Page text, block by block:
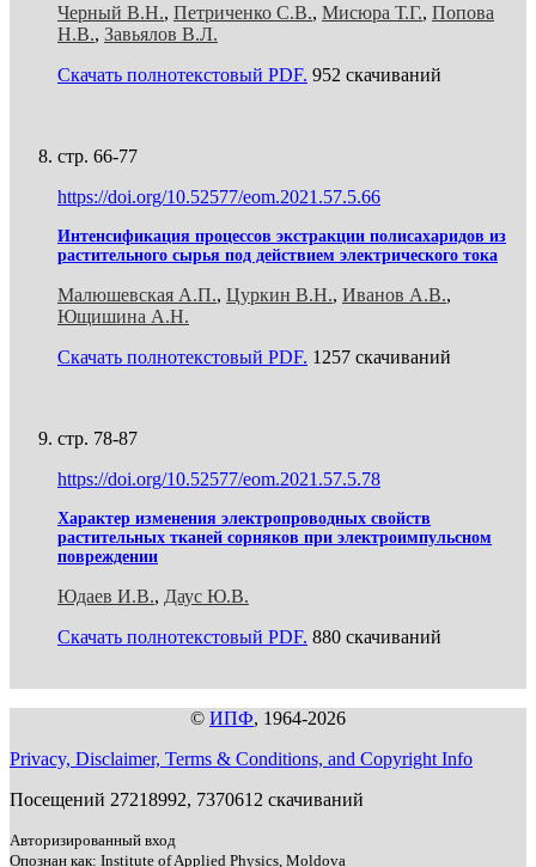
Черный В.Н., Петриченко С.В., Мисюра Т.Г., Попова
Н.В., Завьялов В.Л.
Скачать полнотекстовый PDF. 952 скачиваний
стр. 66-77
https://doi.org/10.52577/eom.2021.57.5.66
Интенсификация процессов экстракции полисахаридов из
растительного сырья под действием электрического тока
Малюшевская А.П., Цуркин В.Н., Иванов А.В.,
Ющишина А.Н.
Скачать полнотекстовый PDF. 1257 скачиваний
стр. 78-87
https://doi.org/10.52577/eom.2021.57.5.78
Характер изменения электропроводных свойств
растительных тканей сорняков при электроимпульсном
повреждении
Юдаев И.В., Даус Ю.В.
Скачать полнотекстовый PDF. 880 скачиваний
© ИПФ, 1964-2026
Privacy, Disclaimer, Terms & Conditions, and Copyright Info
Посещений 27218992, 7370612 скачиваний
Авторизированный вход
Опознан как: Institute of Applied Physics, Moldova